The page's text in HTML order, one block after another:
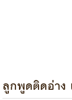
ลูกพูดติดอ่าง